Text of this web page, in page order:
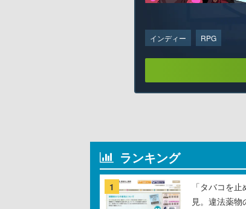
インディー RPG
ランキング
1
「タバコを
見。違法薬